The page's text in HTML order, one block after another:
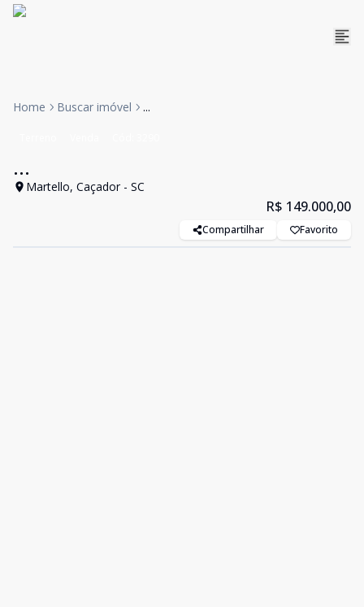
Home Buscar imóvel ...
...
Martello, Caçador - SC
R$ 149.000,00
Compartilhar Favorito